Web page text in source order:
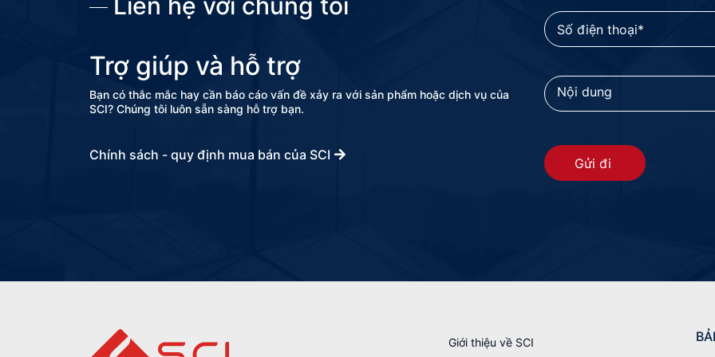
Liên hệ với chúng tôi
Trợ giúp và hỗ trợ
Bạn có thắc mắc hay cần báo cáo vấn đề xảy ra với sản phẩm hoặc dịch vụ của
SCI? Chúng tôi luôn sẵn sàng hỗ trợ bạn.
Chính sách - quy định mua bán của SCI
Gửi đi
Giới thiệu về SCI